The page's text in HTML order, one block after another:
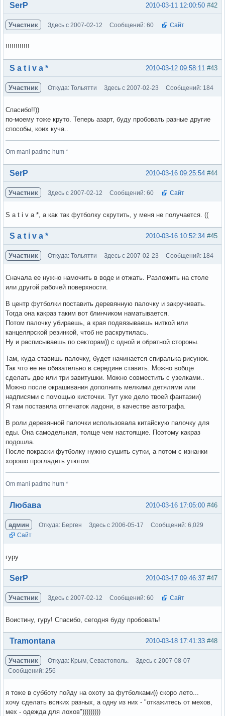
Вне форума #42
2010-03-11 12:00:50
SerP
Участник Здесь с 2007-02-12 Сообщений: 60 Сайт
!!!!!!!!!!!!
Вне форума #43
2010-03-12 09:58:11
S a t i v a *
Участник Откуда: Тольятти Здесь с 2007-02-23 Сообщений: 184
Спасибо!!))
по-моему тоже круто. Теперь азарт, буду пробовать разные другие
способы, коих куча..
Om mani padme hum *
Вне форума #44
2010-03-16 09:25:54
SerP
Участник Здесь с 2007-02-12 Сообщений: 60 Сайт
S a t i v a *, а как так футболку скрутить, у меня не получается. ((
Вне форума #45
2010-03-16 10:52:34
S a t i v a *
Участник Откуда: Тольятти Здесь с 2007-02-23 Сообщений: 184
Сначала ее нужно намочить в воде и отжать. Разложить на столе
или другой рабочей поверхности.
В центр футболки поставить деревянную палочку и закручивать.
Тогда она какраз таким вот блинчиком наматывается.
Потом палочку убираешь, а края подвязываешь ниткой или
канцелярской резинкой, чтоб не раскрутилась.
Ну и расписываешь по секторам)) с одной и обратной стороны.
Там, куда ставишь палочку, будет начинается спиралька-рисунок.
Так что ее не обязательно в середине ставить. Можно вобще
сделать две или три завитушки. Можно совместить с узелками..
Можно после окрашивания дополнить мелкими детялями или
надписями с помощью кисточки. Тут уже дело твоей фантазии)
Я там поставила отпечаток ладони, в качестве автографа.
В роли деревянной палочки использовала китайскую палочку для
еды. Она самодельная, толще чем настоящие. Поэтому какраз
подошла.
После покраски футболку нужно сушить сутки, а потом с изнанки
хорошо прогладить утюгом.
Om mani padme hum *
Вне форума #46
2010-03-16 17:05:00
Любава
админ Откуда: Берген Здесь с 2006-05-17
Сообщений: 6,029
Сайт
гуру
Вне форума #47
2010-03-17 09:46:37
SerP
Участник Здесь с 2007-02-12 Сообщений: 60 Сайт
Воистину, гуру! Спасибо, сегодня буду пробовать!
Вне форума #48
2010-03-18 17:41:33
Tramontana
Участник Откуда: Крым, Севастополь.
Здесь с 2007-08-07
Сообщений: 256
я тоже в субботу пойду на охоту за футболками)) скоро лето...
хочу сделать всяких разных, а одну из них - "откажитесь от мехов,
мех - одежда для лохов")))))))))